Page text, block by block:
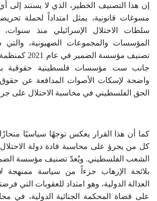
إن هذا التصنيف الخطير، الذي لا يستند إلى أي
مسوغات قانونية، يمثل امتداداً لحملة
سلطات الاحتلال الإسرائيلي منذ
المؤسسات والمجموعات الصهيونية،
تصنيف مؤسسة الضمير
جانب ست مؤسسات فلسطينية حقوقية
واضحة لإسكات الأصوات المدافعة عن حقوق
الحق الفلسطيني في محاسبة الاحتلال على
كما أن هذا القرار يعكس توجهًا سياسيًا
كل من يجرؤ على محاسبة قادة دولة
الشعب الفلسطيني. ويُعدّ تصنيف مؤسسة
بلائحة الإرهاب جزءاً من سياسة ممنهجة
العدالة الدولية، وهو امتداد للعقوبات التي فرضتها
على قضاة المحكمة الجنائية الدولية، في